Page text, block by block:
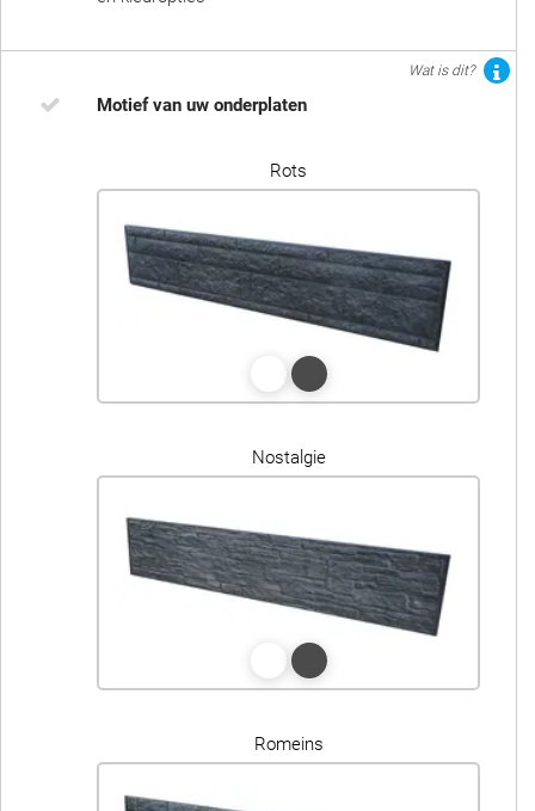
Wat is dit?
Motief van uw onderplaten
Rots
Nostalgie
Romeins